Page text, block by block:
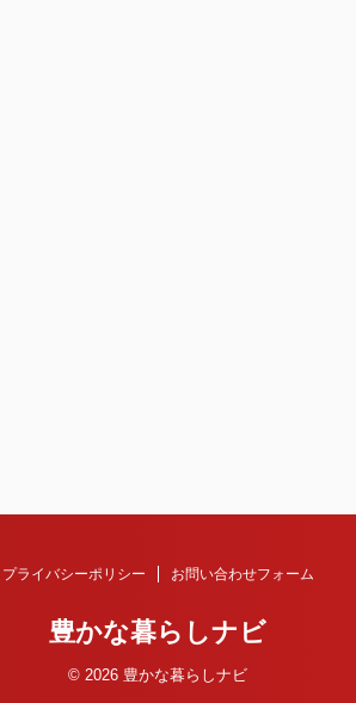
プライバシーポリシー お問い合わせフォーム
豊かな暮らしナビ
© 2026 豊かな暮らしナビ